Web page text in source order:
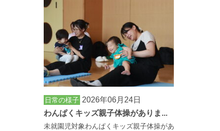
日常の様子 2026年06月24日
わんぱくキッズ親子体操がありま...
未就園児対象わんぱくキッズ親子体操があ